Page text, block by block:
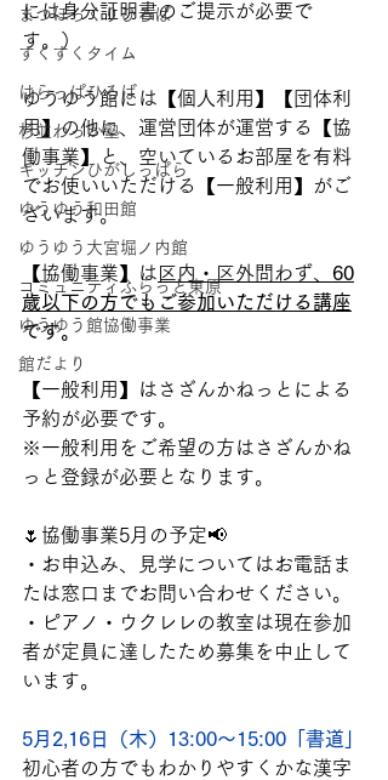
まつぼっくりひろば
すくすくタイム
はらっぱひろば
杉並わっか塾
キッチンひがしっぱら
ゆうゆう和田館
ゆうゆう大宮堀ノ内館
コミュニティふらっと東原
ゆうゆう館協働事業
館だより
には身分証明書のご提示が必要で
す。）
ゆうゆう館には【個人利用】【団体利
用】の他に、運営団体が運営する【協
働事業】と、空いているお部屋を有料
でお使いいただける【一般利用】がご
ざいます。
【協働事業】は 区内・区外問わず、 60
歳以下の方でもご参加いただける講座
です。
【一般利用】はさざんかねっとによる
予約が必要です。
※一般利用をご希望の方はさざんかね
っと登録が必要となります。
🌷協働事業5月の予定📢
・お申込み、見学についてはお電話ま
たは窓口までお問い合わせください。
・ピアノ・ウクレレの教室は現在参加
者が定員に達したため募集を中止して
います。
5月2,16日（木）13:00～15:00「書道」
初心者の方でもわかりやすくかな漢字